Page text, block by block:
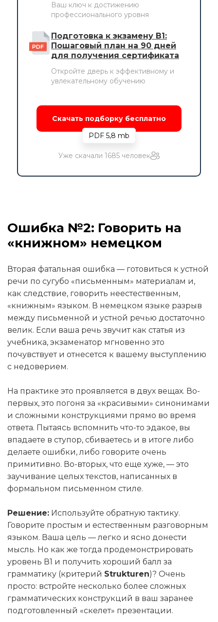
Ваш ключ к достижению
профессионального уровня
Подготовка к экзамену B1:
Пошаговый план на 90 дней
для получения сертификата
Откройте дверь к эффективному и
увлекательному обучению
Скачать подборку бесплатно
PDF 5,8 mb
Уже скачали 1685 человек
Ошибка №2: Говорить на
«книжном» немецком
Вторая фатальная ошибка — готовиться к устной
речи по сугубо «письменным» материалам и,
как следствие, говорить неестественным,
«книжным» языком. В немецком языке разрыв
между письменной и устной речью достаточно
велик. Если ваша речь звучит как статья из
учебника, экзаменатор мгновенно это
почувствует и отнесется к вашему выступлению
с недоверием.
На практике это проявляется в двух вещах. Во-
первых, это погоня за «красивыми» синонимами
и сложными конструкциями прямо во время
ответа. Пытаясь вспомнить что-то эдакое, вы
впадаете в ступор, сбиваетесь и в итоге либо
делаете ошибки, либо говорите очень
примитивно. Во-вторых, что еще хуже, — это
заучивание целых текстов, написанных в
формальном письменном стиле.
Решение: Используйте обратную тактику.
Говорите простым и естественным разговорным
языком. Ваша цель — легко и ясно донести
мысль. Но как же тогда продемонстрировать
уровень В1 и получить хороший балл за
грамматику (критерий Strukturen)? Очень
просто: встройте несколько более сложных
грамматических конструкций в ваш заранее
подготовленный «скелет» презентации.